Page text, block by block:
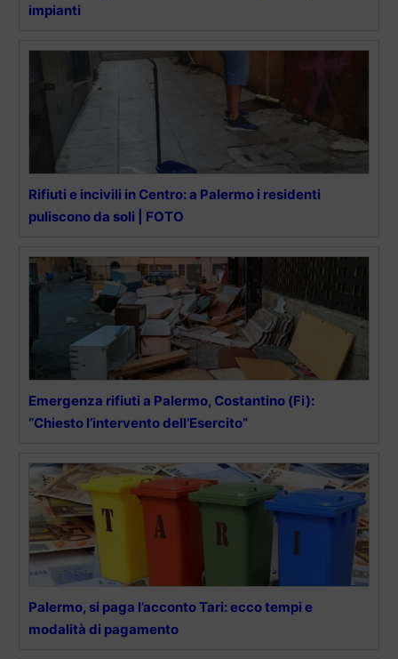
impianti
Rifiuti e incivili in Centro: a Palermo i residenti
puliscono da soli | FOTO
Emergenza rifiuti a Palermo, Costantino (Fi):
“Chiesto l’intervento dell’Esercito”
Palermo, si paga l’acconto Tari: ecco tempi e
modalità di pagamento